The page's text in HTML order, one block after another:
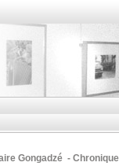
Gongadzé -